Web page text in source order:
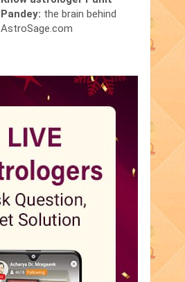
Pandey: the brain behind
AstroSage.com